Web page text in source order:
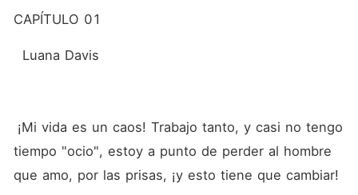
quien pensaba, se siente
engañado por ella y la
ignora porque ya tiene la
novia que ama. El problema
es que un mes después,
CAPÍTULO 01
  Luana Davis
tiempo "ocio", estoy a punto de perder al hombre
que amo, por las prisas, ¡y esto tiene que cambiar!